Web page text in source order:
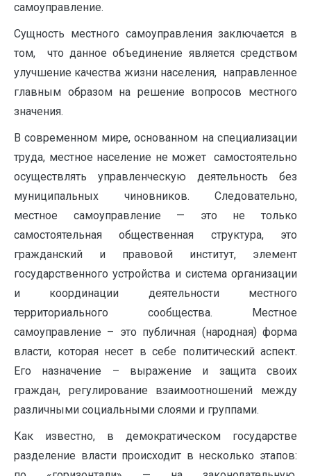
самоуправление.
Сущность местного самоуправления заключается в
том, что данное объединение является средством
улучшение качества жизни населения, направленное
главным образом на решение вопросов местного
значения.
В современном мире, основанном на специализации
труда, местное население не может самостоятельно
осуществлять управленческую деятельность без
муниципальных чиновников. Следовательно,
местное самоуправление — это не только
самостоятельная общественная структура, это
гражданский и правовой институт, элемент
государственного устройства и система организации
и координации деятельности местного
территориального сообщества. Местное
самоуправление – это публичная (народная) форма
власти, которая несет в себе политический аспект.
Его назначение – выражение и защита своих
граждан, регулирование взаимоотношений между
различными социальными слоями и группами.
Как известно, в демократическом государстве
разделение власти происходит в несколько этапов: